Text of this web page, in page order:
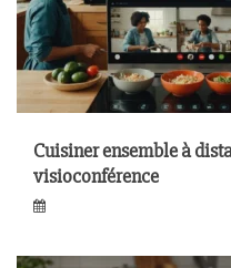
Cuisiner ensemble à
visioconférence